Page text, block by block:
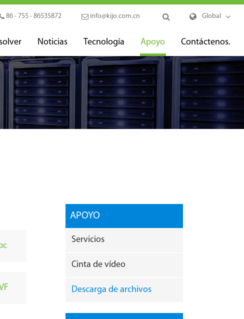
86 - 755 - 86535872 info@kijo.com.cn Global
Noticias Tecnología Apoyo Contáctenos.
APOYO
Servicios
Cinta de vídeo
Descarga de archivos